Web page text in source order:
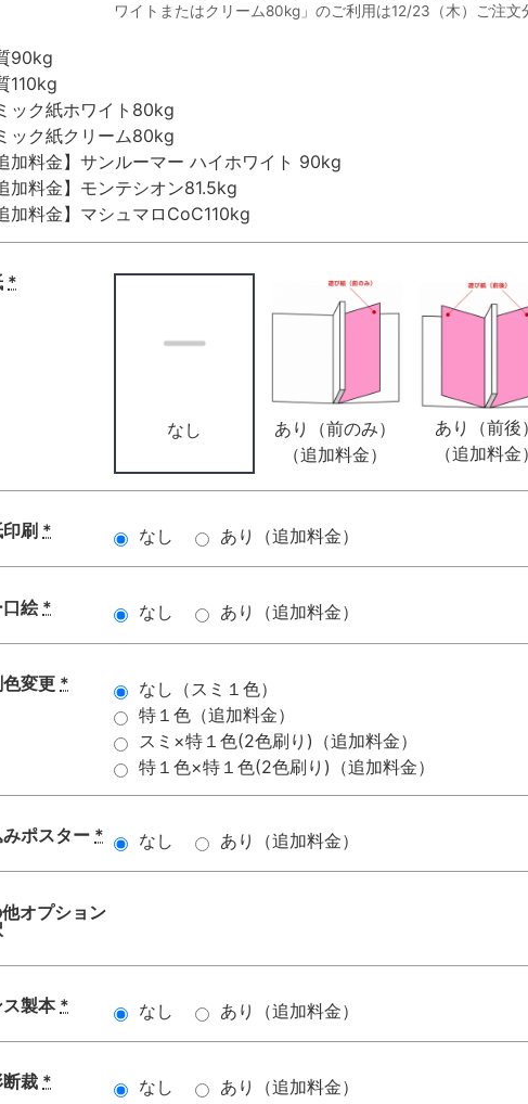
ワイトまたはクリーム80kg」のご利用は12/23（木）ご注文
90kg
110kg
ック紙ホワイト80kg
ック紙クリーム80kg
追加料金】サンルーマー ハイホワイト 90kg
加料金】モンテシオン81.5kg
追加料金】マシュマロCoC110kg
*
なし
あり（前のみ）
（追加料金）
あり（前後）
（追加料金）
刷 * なし あり（追加料金）
口絵 * なし あり（追加料金）
変更 *
なし（スミ１色）
特１色（追加料金）
スミ×特１色(2色刷り)（追加料金）
特１色×特１色(2色刷り)（追加料金）
ポスター * なし あり（追加料金）
オプション
製本 * なし あり（追加料金）
裁 * なし あり（追加料金）